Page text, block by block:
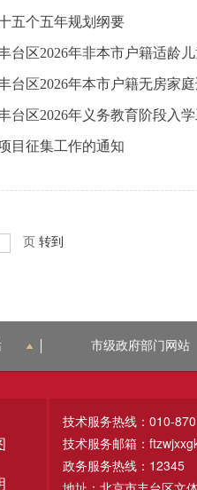
五个五年规划纲要
台区2026年义务教育阶段入
目征集工作的通知
页 转到
市级政府部门网站
技术服务热线：010-
技术服务邮箱：
政务服务热线：12345